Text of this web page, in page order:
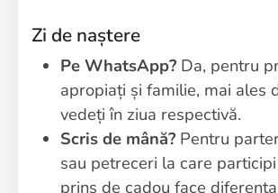
Zi de naștere
Pe WhatsApp? Da, pentru
apropiați și familie, mai ales
vedeți în ziua respectivă.
Scris de mână? Pentru
sau petreceri la care
prins de cadou face